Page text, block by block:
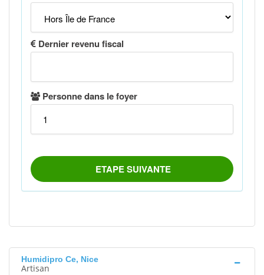
Humidipro Ce, Nice
Artisan